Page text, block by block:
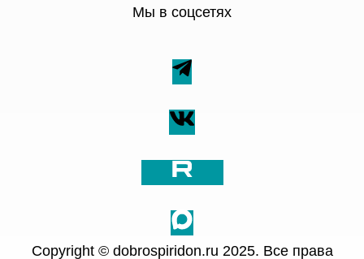
Мы в соцсетях
Copyright © dobrospiridon.ru 2025. Все права